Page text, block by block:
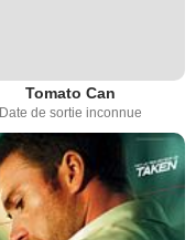
Tomato Can
Date de sortie inconnue